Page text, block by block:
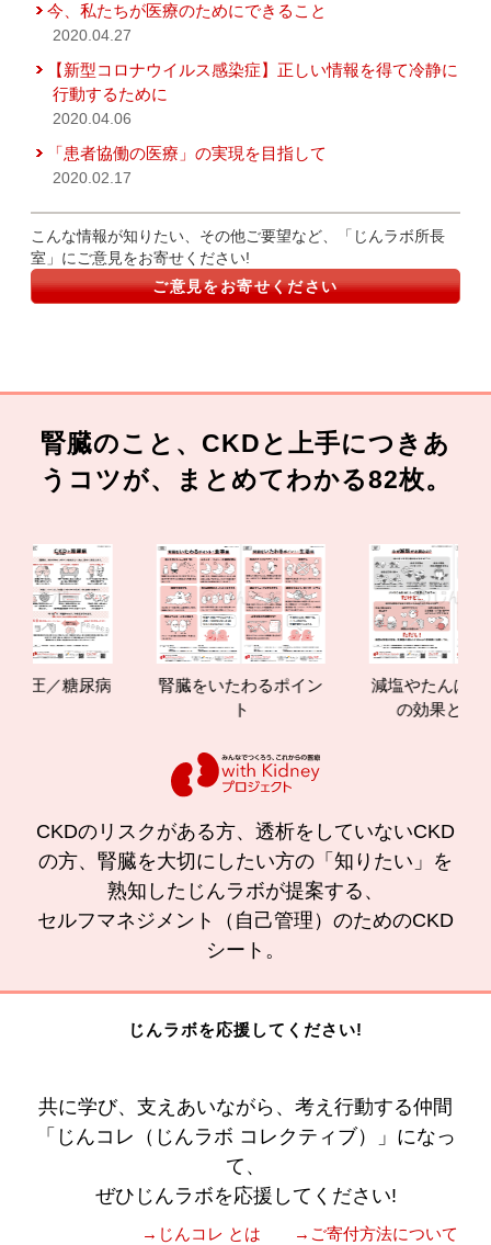
今、私たちが医療のためにできること
2020.04.27
【新型コロナウイルス感染症】正しい情報を得て冷静に
行動するために
2020.04.06
「患者協働の医療」の実現を目指して
2020.02.17
こんな情報が知りたい、その他ご要望など、「じんラボ所長
室」にご意見をお寄せください!
ご意見をお寄せください
腎臓のこと、CKDと上手につきあ
うコツが、まとめてわかる82枚。
糖尿病
腎臓をいたわるポイン
減塩やたんぱく質管理
の効果と重要性
CKDのリスクがある方、透析をしていないCKD
の方、腎臓を大切にしたい方の「知りたい」を
熟知したじんラボが提案する、
セルフマネジメント（自己管理）のためのCKD
シート。
じんラボを応援してください!
共に学び、支えあいながら、考え行動する仲間
「じんコレ（じんラボ コレクティブ）」になっ
て、
ぜひじんラボを応援してください!
→じんコレ とは →ご寄付方法について